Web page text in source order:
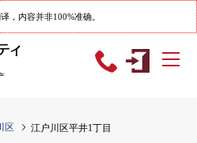
，内容并非100%准确。
区 江户川区平井1丁目